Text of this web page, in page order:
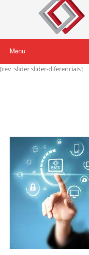
Menu
[rev_slider slider-diferenciais]